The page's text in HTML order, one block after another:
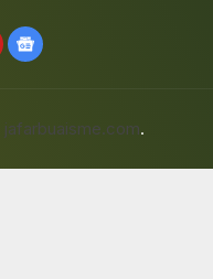
jafarbuaisme.com.